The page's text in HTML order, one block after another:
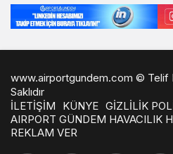
www.airportgundem.com © Telif
Saklıdır
İLETİŞİM
KÜNYE GİZLİLİK
AIRPORT GÜNDEM HAVACILIK
REKLAM VER